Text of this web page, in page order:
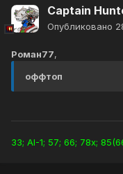
Captain
Опубликовано
Роман77,
оффтоп
33; AI-1; 57; 66; 78x;